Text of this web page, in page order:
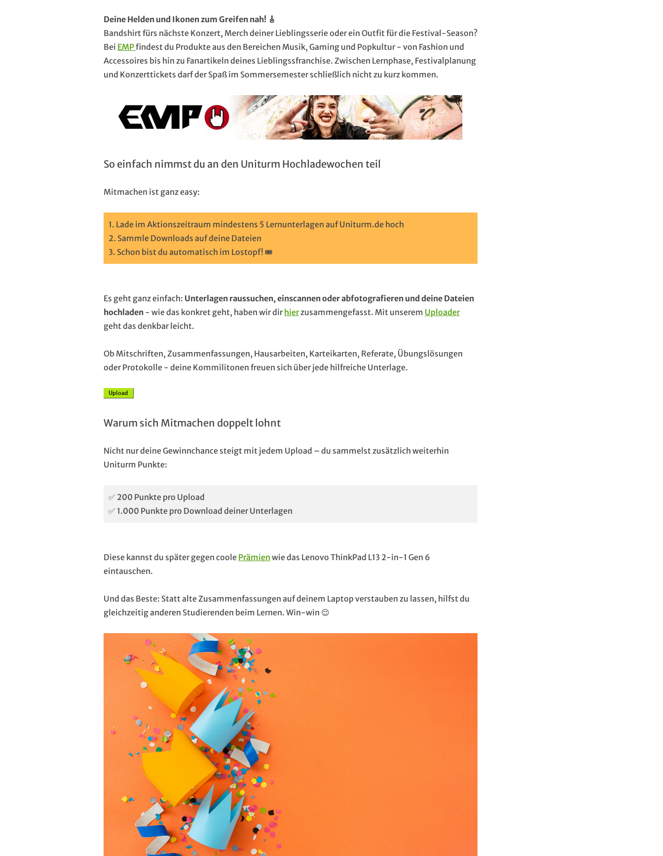
Deine Helden und Ikonen zum Greifen nah! 🎸
Bandshirt fürs nächste Konzert, Merch deiner Lieblingsserie oder ein Outfit für die Festival-Season?
Bei EMPfindest du Produkte aus den Bereichen Musik, Gaming und Popkultur - von Fashion und
Accessoires bis hin zu Fanartikeln deines Lieblingssfranchise. Zwischen Lernphase, Festivalplanung
und Konzerttickets darf der Spaß im Sommersemester schließlich nicht zu kurz kommen.
So einfach nimmst du an den Uniturm Hochladewochen teil
Mitmachen ist ganz easy:
1. Lade im Aktionszeitraum mindestens 5 Lernunterlagen auf Uniturm.de hoch
2. Sammle Downloads auf deine Dateien
3. Schon bist du automatisch im Lostopf! 🎟️
Es geht ganz einfach: Unterlagen raussuchen, einscannen oder abfotografieren und deine Dateien
hochladen - wie das konkret geht, haben wir dir hierzusammengefasst. Mit unserem Uploader
geht das denkbar leicht.
Ob Mitschriften, Zusammenfassungen, Hausarbeiten, Karteikarten, Referate, Übungslösungen
oder Protokolle - deine Kommilitonen freuen sich über jede hilfreiche Unterlage.
Warum sich Mitmachen doppelt lohnt
Nicht nur deine Gewinnchance steigt mit jedem Upload – du sammelst zusätzlich weiterhin
Uniturm Punkte:
✅ 200 Punkte pro Upload
✅ 1.000 Punkte pro Download deiner Unterlagen
Diese kannst du später gegen coole Prämien wie das Lenovo ThinkPad L13 2-in-1 Gen 6
eintauschen.
Und das Beste: Statt alte Zusammenfassungen auf deinem Laptop verstauben zu lassen, hilfst du
gleichzeitig anderen Studierenden beim Lernen. Win-win 😌